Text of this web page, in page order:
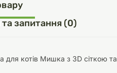
та запитання (0)
для котів Мишка з 3D сіткою та